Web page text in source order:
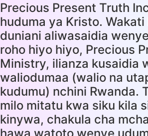
Precious Present Truth
huduma ya Kristo.
duniani aliwasaidia
roho hiyo hiyo, Precious
Ministry, ilianza kusaidia
waliodumaa (walio na
kudumu) nchini Rwanda.
milo mitatu kwa siku kila
kinywa, chakula cha